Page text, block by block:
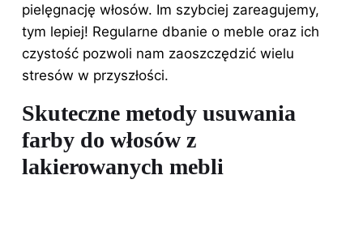
pielęgnację włosów. Im szybciej zareagujemy,
tym lepiej! Regularne dbanie o meble oraz ich
czystość pozwoli nam zaoszczędzić wielu
stresów w przyszłości.
Skuteczne metody usuwania
farby do włosów z
lakierowanych mebli